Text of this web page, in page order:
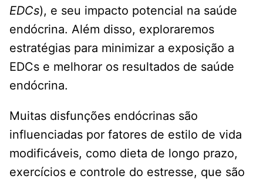
EDCs), e seu impacto potencial na saúde
endócrina. Além disso, exploraremos
estratégias para minimizar a exposição a
EDCs e melhorar os resultados de saúde
endócrina.
Muitas disfunções endócrinas são
influenciadas por fatores de estilo de vida
modificáveis, como dieta de longo prazo,
exercícios e controle do estresse, que são